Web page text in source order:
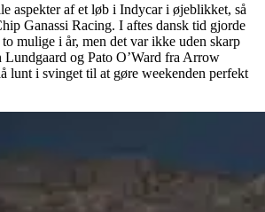
aspekter af et løb i Indycar i øjeblikket, så
Ganassi Racing. I aftes dansk tid gjorde
mulige i år, men det var ikke uden skarp
Lundgaard og Pato O’Ward fra Arrow
lunt i svinget til at gøre weekenden perfekt